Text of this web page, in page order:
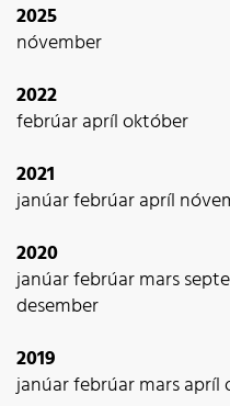
2025
nóvember
2022
febrúarapríloktóber
2021
janúarfebrúarapríl
2020
janúarfebrúarmars
desember
2019
janúarfebrúarmarsapríl